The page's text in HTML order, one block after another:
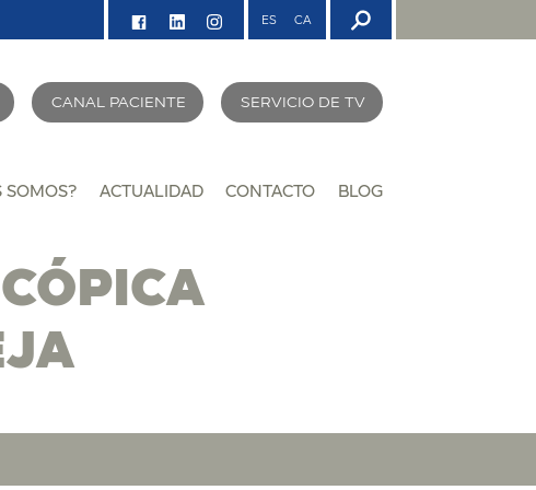
ES CA
CANAL PACIENTE SERVICIO DE TV
SOMOS? ACTUALIDAD CONTACTO BLOG